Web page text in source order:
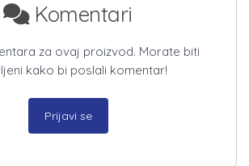
Komentari
za ovaj proizvod. Morate biti
kako bi poslali komentar!
Prijavi se